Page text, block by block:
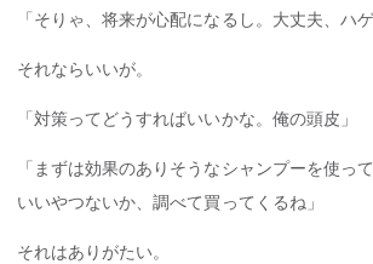
「そりゃ、将来が心配になるし。大丈夫、ハ
それならいいが。
「対策ってどうすればいいかな。俺の頭皮」
「まずは効果のありそうなシャンプーを使っ
いいやつないか、調べて買ってくるね」
それはありがたい。